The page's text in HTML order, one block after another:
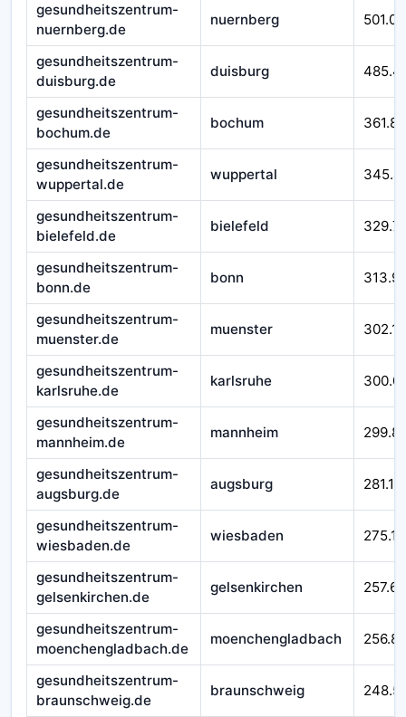
gesundheitszentrum-
nuernberg.de
nuernberg
gesundheitszentrum-
duisburg.de
duisburg
gesundheitszentrum-
bochum.de
bochum
gesundheitszentrum-
wuppertal.de
wuppertal
gesundheitszentrum-
bielefeld.de
bielefeld
gesundheitszentrum-
bonn.de
bonn
gesundheitszentrum-
muenster.de
muenster
gesundheitszentrum-
karlsruhe.de
karlsruhe
gesundheitszentrum-
mannheim.de
mannheim
gesundheitszentrum-
augsburg.de
augsburg 281.111
gesundheitszentrum-
wiesbaden.de
wiesbaden
gesundheitszentrum-
gelsenkirchen.de
gelsenkirchen
gesundheitszentrum-
moenchengladbach.de
moenchengladbach
gesundheitszentrum-
braunschweig.de
braunschweig